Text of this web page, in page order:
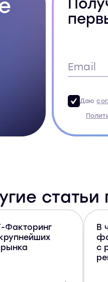
Даю
статьи
Факторинг
В
с